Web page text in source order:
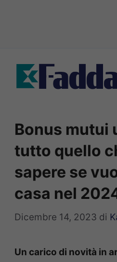
contenuto
Bonus mutui
tutto quello
sapere se
casa nel
Dicembre 14, 2023 di
Un carico di novità in